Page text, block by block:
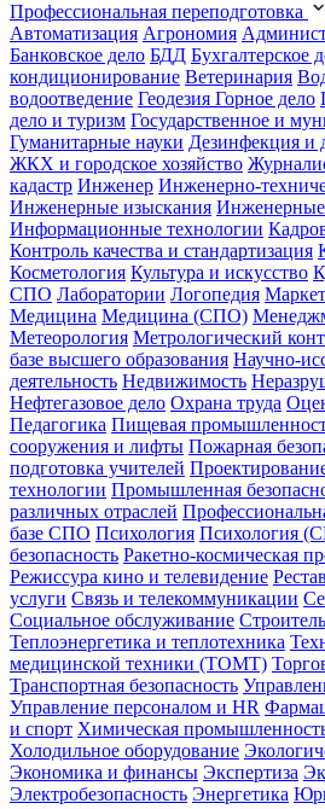
Профессиональная переподготовка
Автоматизация Агрономия
Банковское дело БДД Бухгалтерское
кондиционирование Ветеринария
водоотведение Геодезия Горное дело
дело и туризм Государственное и
Гуманитарные науки Дезинфекция и
ЖКХ и городское хозяйство
кадастр Инженер Инженерно-
Инженерные изыскания
Информационные технологии
Контроль качества и стандартизация
Косметология Культура и искусство
СПО Лаборатории Логопедия
Медицина Медицина (СПО)
Метеорология Метрологический
базе высшего образования Научно-
деятельность Недвижимость
Нефтегазовое дело Охрана труда
Педагогика Пищевая
сооружения и лифты Пожарная
подготовка учителей
технологии Промышленная
различных отраслей
базе СПО Психология Психология
безопасность Ракетно-космическая
Режиссура кино и телевидение
услуги Связь и телекоммуникации
Социальное обслуживание
Теплоэнергетика и теплотехника
медицинской техники (ТОМТ)
Транспортная безопасность
Управление персоналом и HR
и спорт Химическая
Холодильное оборудование
Экономика и финансы Экспертиза
Электробезопасность Энергетика